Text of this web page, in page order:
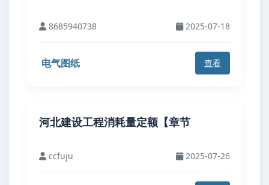
8685940738 2025-07-18
电气图纸 查看
河北建设工程消耗量定额【章节
ccfuju 2025-07-26